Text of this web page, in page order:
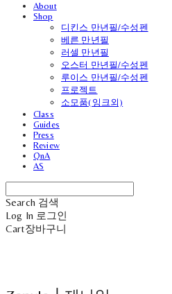
About
Shop
디킨스 만년필/수성펜
베른 만년필
러셀 만년필
오스터 만년필/수성펜
루이스 만년필/수성펜
프로젝트
소모품(잉크외)
Class
Guides
Press
Review
QnA
AS
Search 검색
Log In 로그인
Cart장바구니